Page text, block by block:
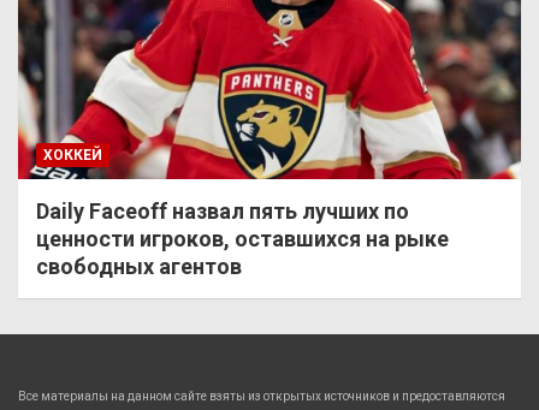
ХОККЕЙ
Daily Faceoff назвал пять лучших по
ценности игроков, оставшихся на рыке
свободных агентов
Все материалы на данном сайте взяты из открытых источников и предоставляются